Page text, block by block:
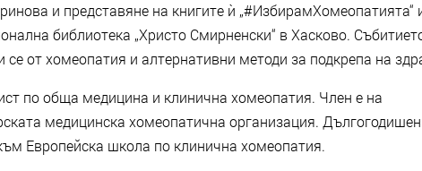
и представяне на книгите ѝ „#ИзбирамХомеопатията“
библиотека „Христо Смирненски“ в Хасково.
се от хомеопатия и алтернативни методи за подкрепа на
по обща медицина и клинична хомеопатия. Член е на
медицинска хомеопатична организация. Дългогодишен
Европейска школа по клинична хомеопатия.